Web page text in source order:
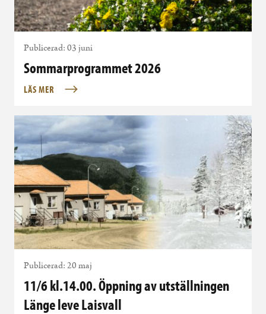
Publicerad: 03 juni
Sommarprogrammet 2026
LÄS MER
Publicerad: 20 maj
11/6 kl.14.00. Öppning av utställningen
Länge leve Laisvall